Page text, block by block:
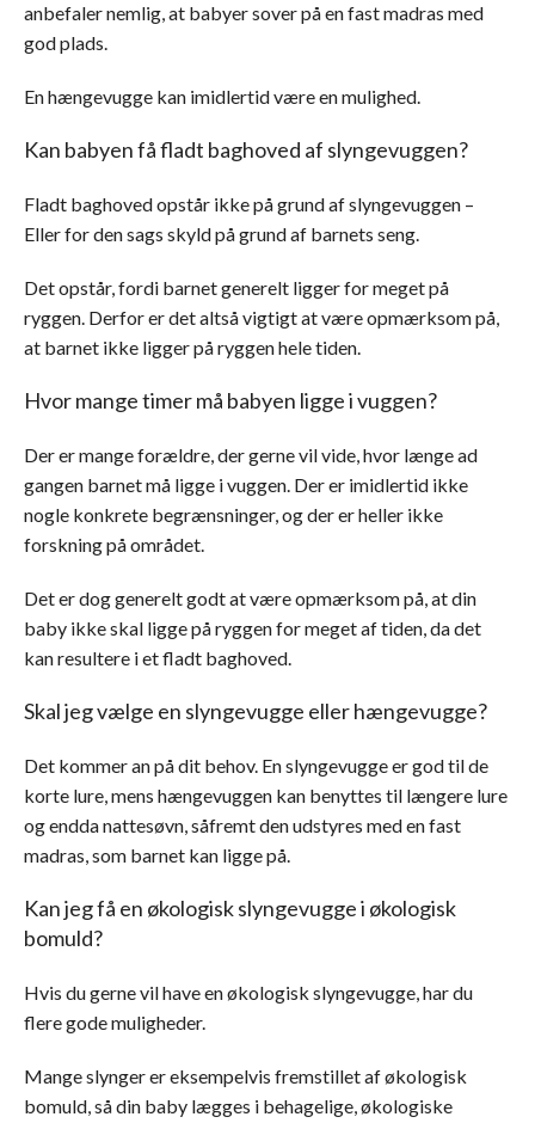
anbefaler nemlig, at babyer sover på en fast madras med
god plads.
En hængevugge kan imidlertid være en mulighed.
Kan babyen få fladt baghoved af slyngevuggen?
Fladt baghoved opstår ikke på grund af slyngevuggen –
Eller for den sags skyld på grund af barnets seng.
Det opstår, fordi barnet generelt ligger for meget på
ryggen. Derfor er det altså vigtigt at være opmærksom på,
at barnet ikke ligger på ryggen hele tiden.
Hvor mange timer må babyen ligge i vuggen?
Der er mange forældre, der gerne vil vide, hvor længe ad
gangen barnet må ligge i vuggen. Der er imidlertid ikke
nogle konkrete begrænsninger, og der er heller ikke
forskning på området.
Det er dog generelt godt at være opmærksom på, at din
baby ikke skal ligge på ryggen for meget af tiden, da det
kan resultere i et fladt baghoved.
Skal jeg vælge en slyngevugge eller hængevugge?
Det kommer an på dit behov. En slyngevugge er god til de
korte lure, mens hængevuggen kan benyttes til længere lure
og endda nattesøvn, såfremt den udstyres med en fast
madras, som barnet kan ligge på.
Kan jeg få en økologisk slyngevugge i økologisk
bomuld?
Hvis du gerne vil have en økologisk slyngevugge, har du
flere gode muligheder.
Mange slynger er eksempelvis fremstillet af økologisk
bomuld, så din baby lægges i behagelige, økologiske